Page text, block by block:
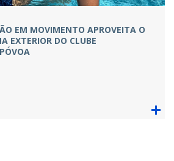
EM MOVIMENTO APROVEITA O
EXTERIOR DO CLUBE